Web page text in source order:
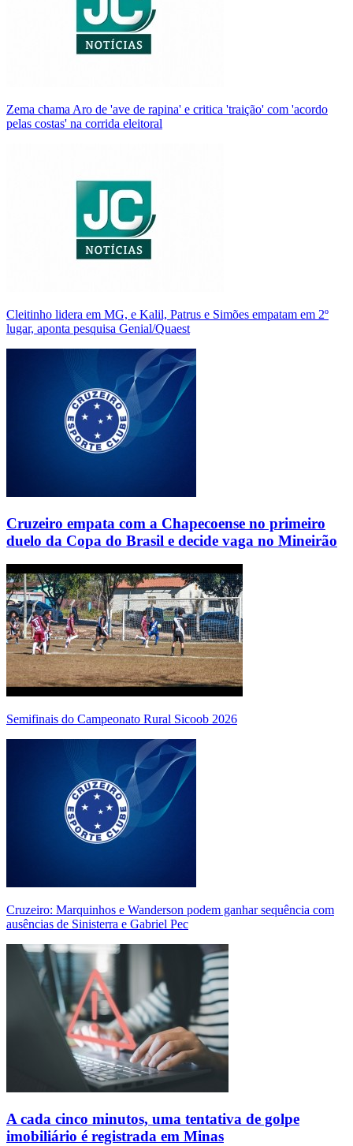
Zema chama Aro de 'ave de rapina' e critica 'traição' com 'acordo
pelas costas' na corrida eleitoral
Cleitinho lidera em MG, e Kalil, Patrus e Simões empatam em 2º
lugar, aponta pesquisa Genial/Quaest
Cruzeiro empata com a Chapecoense no primeiro
duelo da Copa do Brasil e decide vaga no Mineirão
Semifinais do Campeonato Rural Sicoob 2026
Cruzeiro: Marquinhos e Wanderson podem ganhar sequência com
ausências de Sinisterra e Gabriel Pec
A cada cinco minutos, uma tentativa de golpe
imobiliário é registrada em Minas